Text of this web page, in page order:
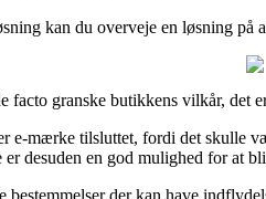
kan du overveje en løsning
granske butikkens vilkår, det
e-mærke tilsluttet, fordi det skulle
desuden en god mulighed for at
der kan have